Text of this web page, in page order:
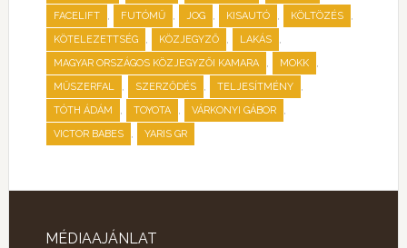
FACELIFT , FUTÓMŰ , JOG , KISAUTÓ , KÖLTÖZÉS ,
KÖTELEZETTSÉG , KÖZJEGYZŐ , LAKÁS ,
MAGYAR ORSZÁGOS KÖZJEGYZŐI KAMARA , MOKK ,
MŰSZERFAL , SZERZŐDÉS , TELJESÍTMÉNY ,
TÓTH ÁDÁM , TOYOTA , VÁRKONYI GÁBOR ,
VICTOR BABES , YARIS GR
MÉDIAAJÁNLAT